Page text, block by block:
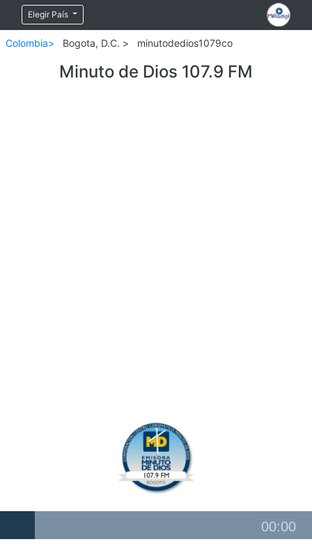
Elegir País
Colombia> Bogota, D.C. > minutodedios1079co
Minuto de Dios 107.9 FM
Player
00:00